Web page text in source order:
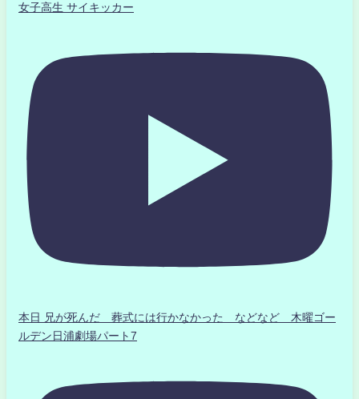
女子高生 サイキッカー
本日 兄が死んだ 葬式には行かなかった などなど 木曜ゴー
ルデン日浦劇場パート7